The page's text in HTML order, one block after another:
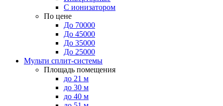
С ионизатором
По цене
До 70000
До 45000
До 35000
До 25000
Мульти сплит-системы
Площадь помещения
до 21 м
до 30 м
до 40 м